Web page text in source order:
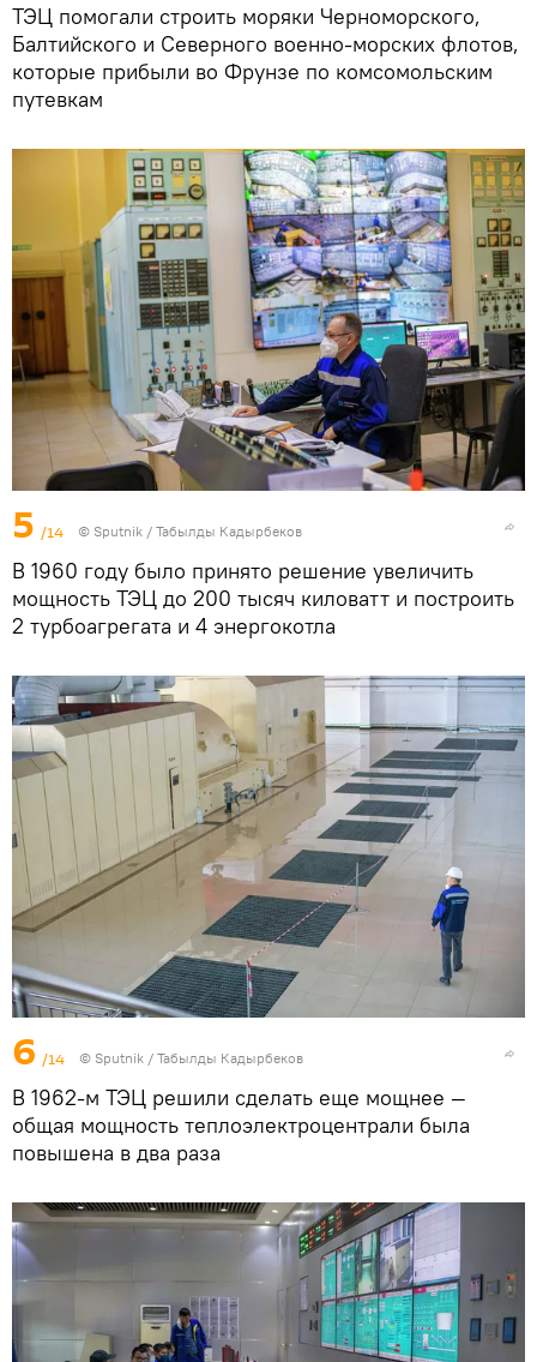
ТЭЦ помогали строить моряки Черноморского,
Балтийского и Северного военно-морских флотов,
которые прибыли во Фрунзе по комсомольским
путевкам
5 /14 © Sputnik / Табылды Кадырбеков
В 1960 году было принято решение увеличить
мощность ТЭЦ до 200 тысяч киловатт и построить
2 турбоагрегата и 4 энергокотла
6 /14 © Sputnik / Табылды Кадырбеков
В 1962-м ТЭЦ решили сделать еще мощнее —
общая мощность теплоэлектроцентрали была
повышена в два раза